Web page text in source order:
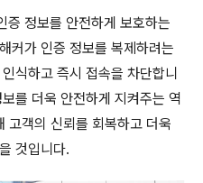
증 정보를 안전하게 보호하는
커가 인증 정보를 복제하려는
식하고 즉시 접속을 차단합니
를 더욱 안전하게 지켜주는 역
고객의 신뢰를 회복하고 더욱
것입니다.